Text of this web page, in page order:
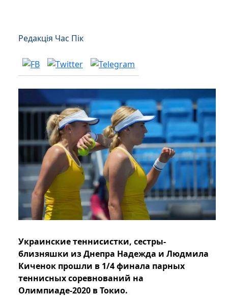
Редакція Час Пік
Украинские теннисистки, сестры-
близняшки из Днепра Надежда и Людмила
Киченок прошли в 1/4 финала парных
теннисных соревнований на
Олимпиаде-2020 в Токио.